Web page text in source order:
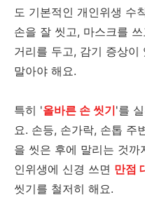
도 기본적인 개인위생 수
손을 잘 씻고, 마스크를
거리를 두고, 감기 증상이
말아야 해요.
특히 '올바른 손 씻기'를
요. 손등, 손가락, 손톱 주
을 씻은 후에 말리는 것까
인위생에 신경 쓰면 만점
씻기를 철저히 해요.